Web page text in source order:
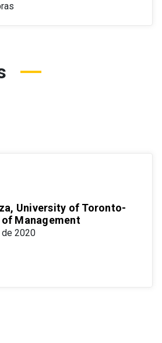
University of Toronto-
Management
2020